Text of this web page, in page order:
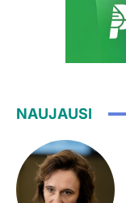
NAUJAUSI